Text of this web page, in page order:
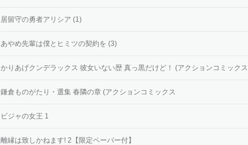
居留守の勇者アリシア (1)
あやめ先輩は僕とヒミツの契約を (3)
かりあげクンデラックス 彼女いない歴 真っ黒だけど！ (アクションコミックス
鎌倉ものがたり・選集 春隣の章 (アクションコミックス
ビジャの女王 1
離縁は致しかねます! 2【限定ペーパー付】